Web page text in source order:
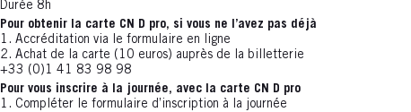
Durée 8h
Pour obtenir la carte CN D pro, si vous ne l’avez pas déjà
1. Accréditation via le formulaire en ligne
2. Achat de la carte (10 euros) auprès de la billetterie
+33 (0)1 41 83 98 98
Pour vous inscrire à la journée, avec la carte CN D pro
1. Compléter le formulaire d’inscription à la journée